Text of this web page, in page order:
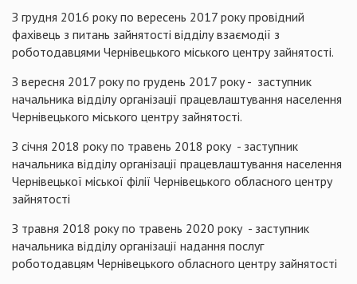
З грудня 2016 року по вересень 2017 року провідний
фахівець з питань зайнятості відділу взаємодії з
роботодавцями Чернівецького міського центру зайнятості.
З вересня 2017 року по грудень 2017 року - заступник
начальника відділу організації працевлаштування населення
Чернівецького міського центру зайнятості.
З січня 2018 року по травень 2018 року - заступник
начальника відділу організації працевлаштування населення
Чернівецької міської філії Чернівецького обласного центру
зайнятості
З травня 2018 року по травень 2020 року - заступник
начальника відділу організації надання послуг
роботодавцям Чернівецького обласного центру зайнятості